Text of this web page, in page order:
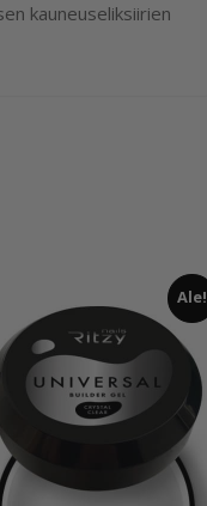
kauneuseliksiirien
Ale!